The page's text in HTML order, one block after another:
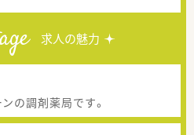
求人の魅力
の調剤薬局です。